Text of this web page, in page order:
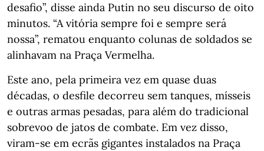
desafio”, disse ainda Putin no seu discurso de oito
minutos. “A vitória sempre foi e sempre será
nossa”, rematou enquanto colunas de soldados se
alinhavam na Praça Vermelha.
Este ano, pela primeira vez em quase duas
décadas, o desfile decorreu sem tanques, mísseis
e outras armas pesadas, para além do tradicional
sobrevoo de jatos de combate. Em vez disso,
viram-se em ecrãs gigantes instalados na Praça